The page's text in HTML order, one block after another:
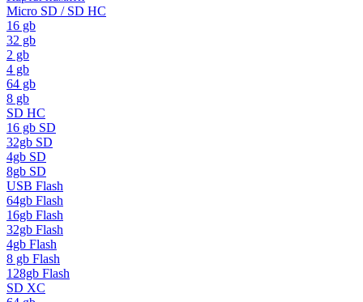
Micro SD / SD HC
16 gb
32 gb
2 gb
4 gb
64 gb
8 gb
SD HC
16 gb SD
32gb SD
4gb SD
8gb SD
USB Flash
64gb Flash
16gb Flash
32gb Flash
4gb Flash
8 gb Flash
128gb Flash
SD XC